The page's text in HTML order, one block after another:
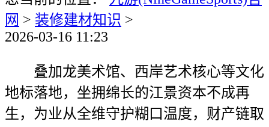
网 > 装修建材知识 >
2026-03-16 11:23
叠加龙美术馆、西岸艺术核心等文化
地标落地，坐拥绵长的江景资本不成再
生，为业从全维守护糊口温度，财产链取